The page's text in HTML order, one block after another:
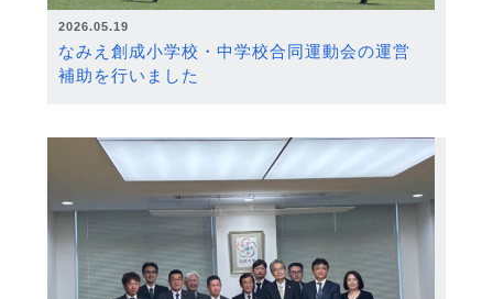
2026.05.19
なみえ創成小学校・中学校合同運動会の運営
補助を行いました